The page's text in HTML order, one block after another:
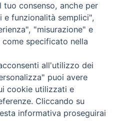
Livorno LI
consenso, anche per
funzionalità semplici",
"misurazione" e
specificato nella
all'utilizzo dei
puoi avere
cookie utilizzati e
Cliccando su
informativa proseguirai